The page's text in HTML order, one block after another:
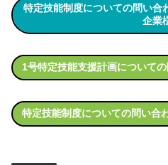
特定技能制度についての問い合
企業
1号特定技能支援計画について
特定技能制度についての問い合